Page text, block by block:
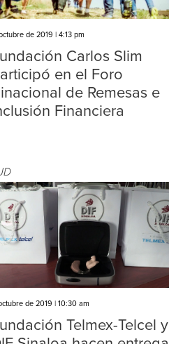
de 2019 | 4:13 pm
Carlos Slim
en el Foro
de Remesas e
Financiera
de 2019 | 10:30 am
Telmex-Telcel y